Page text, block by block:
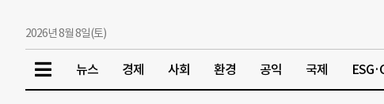
2026년 8월 8일(토)
뉴스 경제 사회 환경 공익 국제